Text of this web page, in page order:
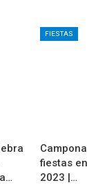
FIESTAS
fiestas
2023 |…